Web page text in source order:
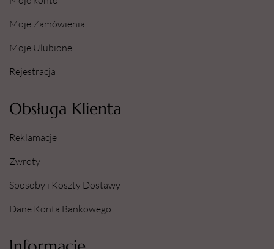
Moje Zamówienia
Moje Ulubione
Rejestracja
Obsługa Klienta
Reklamacje
Zwroty
Sposoby i Koszty Dostawy
Dane Konta Bankowego